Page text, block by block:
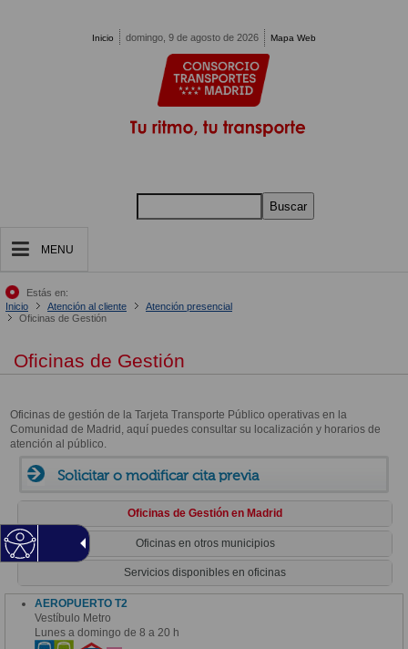
Inicio domingo, 9 de agosto de 2026 Mapa Web
Buscar
MENU
Estás en:
Inicio
Atención al cliente
Atención presencial
Oficinas de Gestión
Oficinas de Gestión
Oficinas de gestión de la Tarjeta Transporte Público operativas en la
Comunidad de Madrid, aquí puedes consultar su localización y horarios de
atención al público.
Solicitar o modificar cita previa
Oficinas de Gestión en Madrid
Oficinas en otros municipios
Servicios disponibles en oficinas
AEROPUERTO T2
Vestíbulo Metro
Lunes a domingo de 8 a 20 h